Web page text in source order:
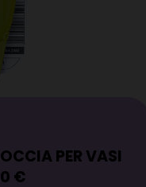
PER VASI
€